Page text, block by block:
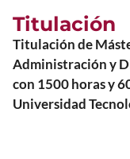
Titulación
Titulación de
Administración y
con 1500 horas y
Universidad